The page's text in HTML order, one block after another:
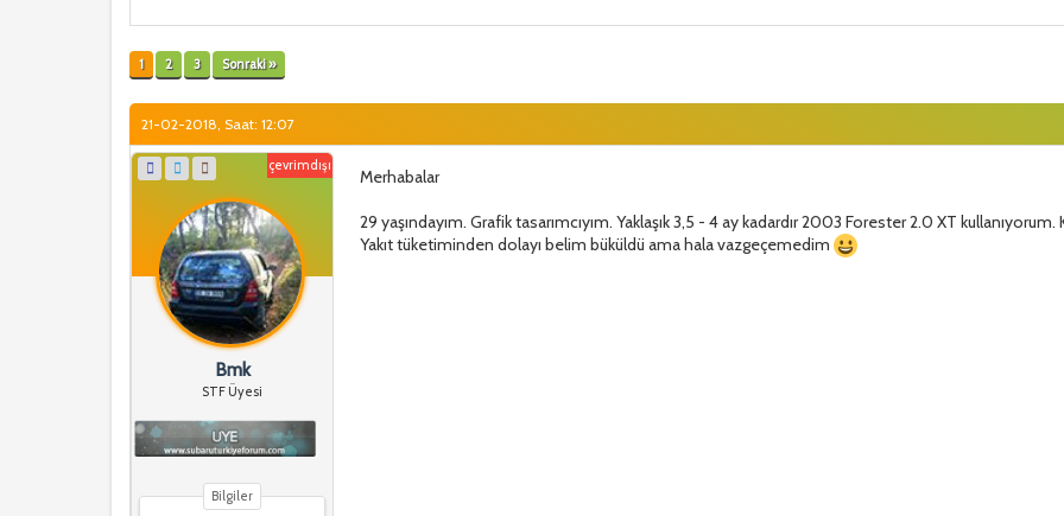
1 2 3 Sonraki »
21-02-2018, Saat: 12:07
çevrimdışı
Bmk
STF Üyesi
Bilgiler
Merhabalar
29 yaşındayım. Grafik tasarımcıyım. Yaklaşık 3,5 - 4 ay kadardır 2003 Forester 2.0 XT
Yakıt tüketiminden dolayı belim büküldü ama hala vazgeçemedim